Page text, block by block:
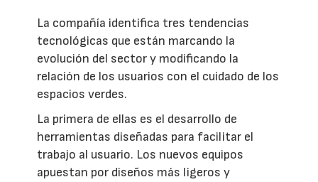
La compañía identifica tres tendencias
tecnológicas que están marcando la
evolución del sector y modificando la
relación de los usuarios con el cuidado de los
espacios verdes.
La primera de ellas es el desarrollo de
herramientas diseñadas para facilitar el
trabajo al usuario. Los nuevos equipos
apuestan por diseños más ligeros y